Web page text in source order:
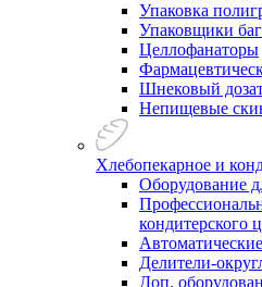
Упаковка
Упаковщики
Целлофанаторы
Шнековый
Непищевые
Хлебопекарное и
Оборудование
кондитерского
Делители-
Доп.